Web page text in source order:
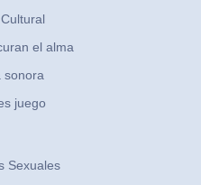
el alma
sonora
juego
Sexuales